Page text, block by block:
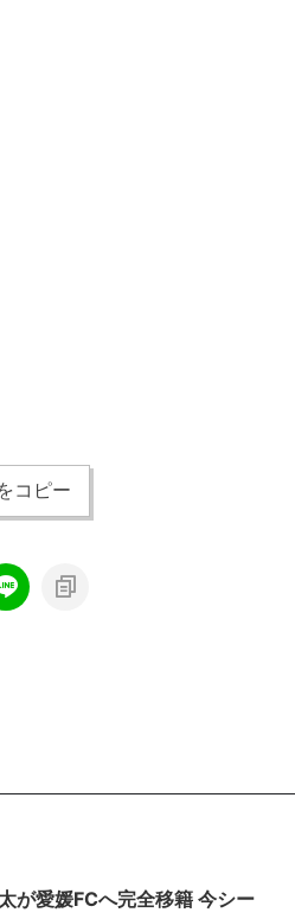
コピー
が愛媛FCへ完全移籍 今シー